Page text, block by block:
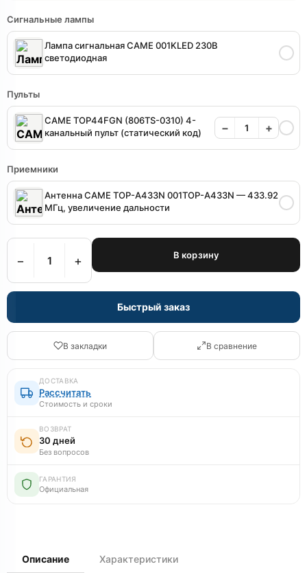
Сигнальные лампы
Лампа сигнальная CAME 001KLED 230B
светодиодная
Пульты
CAME TOP44FGN (806TS-0310) 4-
канальный пульт (статический код)
− +
Приемники
Антенна CAME TOP-A433N 001TOP-A433N — 433.92
МГц, увеличение дальности
− + В корзину
Быстрый заказ
В закладки В сравнение
ДОСТАВКА
Рассчитать
Стоимость и сроки
ВОЗВРАТ
30 дней
Без вопросов
ГАРАНТИЯ
Официальная
Описание Характеристики